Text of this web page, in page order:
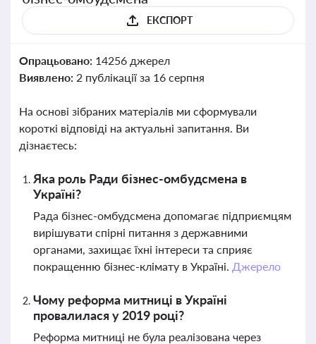
ЕКСПОРТ
Опрацьовано: 14256 джерел
Виявлено: 2 публікації за 16 серпня
На основі зібраних матеріалів ми сформували
короткі відповіді на актуальні запитання. Ви
дізнаєтесь:
Яка роль Ради бізнес-омбудсмена в
Україні?
Рада бізнес-омбудсмена допомагає підприємцям
вирішувати спірні питання з державними
органами, захищає їхні інтереси та сприяє
покращенню бізнес-клімату в Україні. Джерело
Чому реформа митниці в Україні
провалилася у 2019 році?
Реформа митниці не була реалізована через